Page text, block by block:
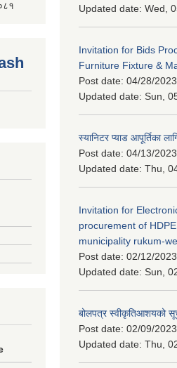
Updated date: Wed,
Invitation for Bids
Furniture Fixture &
Post date: 04/28/
Updated date: Sun,
स्यानिटर प्याड आपूर्तिका
Post date: 04/13/
Updated date: Thu,
Invitation for
procurement of
municipality rukum-
Post date: 02/12/
Updated date: Sun,
बोलपत्र स्वीकृतिआशयको
Post date: 02/09/
Updated date: Thu,